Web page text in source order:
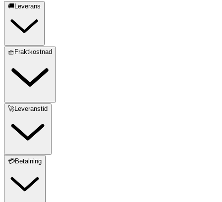
🚚Leverans
🧺Fraktkostnad
🚀Leveranstid
💳Betalning